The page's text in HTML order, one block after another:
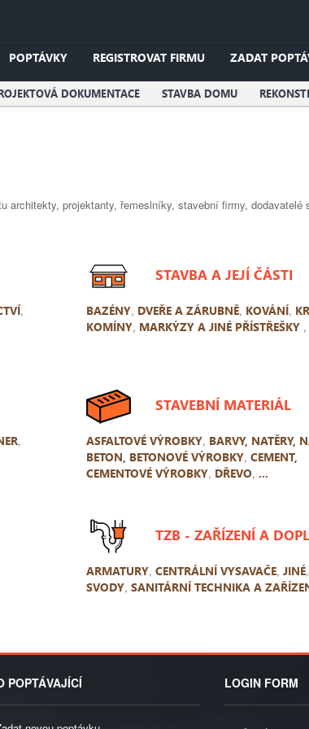
POPTÁVKY REGISTROVAT FIRMU ZADAT
DOKUMENTACE STAVBA DOMU
architekty, projektanty, řemeslníky, stavební firmy,
,
STAVBA A JEJÍ ČÁSTI
BAZÉNY, DVEŘE A ZÁRUBNĚ, KOVÁNÍ,
KOMÍNY, MARKÝZY A JINÉ PŘÍSTŘEŠKY ,
,
STAVEBNÍ MATERIÁL
ASFALTOVÉ VÝROBKY, BARVY, NATĚRY,
BETON, BETONOVÉ VÝROBKY, CEMENT,
CEMENTOVÉ VÝROBKY, DŘEVO, ...
TZB - ZAŘÍZENÍ A
ARMATURY, CENTRÁLNÍ VYSAVAČE, JINÉ,
SVODY, SANITÁRNÍ TECHNIKA A
POPTÁVAJÍCÍ LOGIN FORM